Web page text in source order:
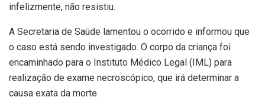
infelizmente, não resistiu.
A Secretaria de Saúde lamentou o ocorrido e informou que
o caso está sendo investigado. O corpo da criança foi
encaminhado para o Instituto Médico Legal (IML) para
realização de exame necroscópico, que irá determinar a
causa exata da morte.